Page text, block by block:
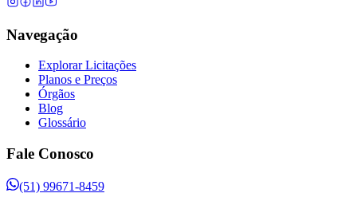
Navegação
Explorar Licitações
Planos e Preços
Órgãos
Blog
Glossário
Fale Conosco
(51) 99671-8459